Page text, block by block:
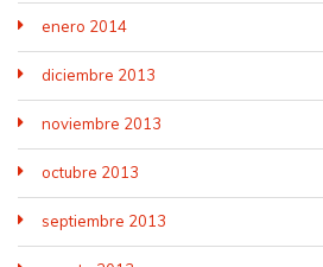
enero 2014
diciembre 2013
noviembre 2013
octubre 2013
septiembre 2013